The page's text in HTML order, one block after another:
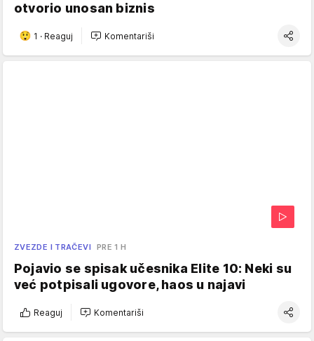
otvorio unosan biznis
1 · Reaguj Komentariši
ZVEZDE I TRAČEVI PRE 1 H
Pojavio se spisak učesnika Elite 10: Neki su
već potpisali ugovore, haos u najavi
Reaguj Komentariši